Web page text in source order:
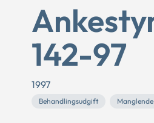
142-97
1997
Behandlingsudgift